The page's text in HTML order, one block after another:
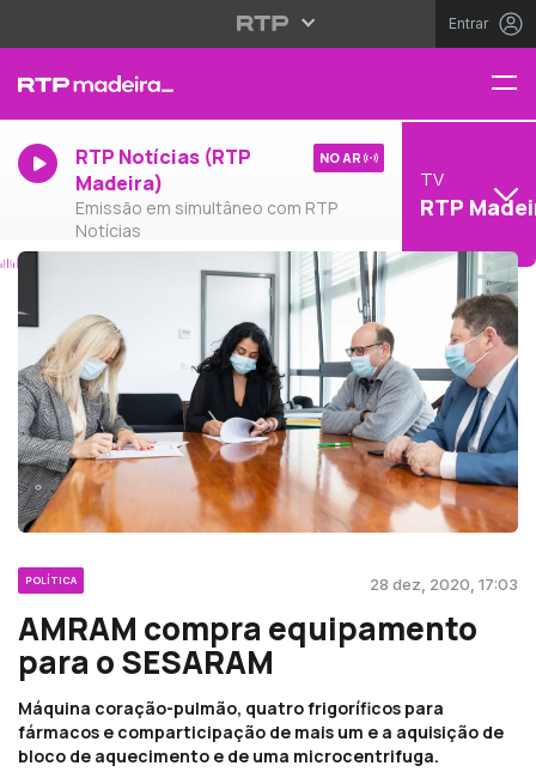
Entrar
RTP Notícias (RTP
Madeira)
Emissão em simultâneo com RTP
Notícias
NO AR
TV
RTP
POLÍTICA 28 dez, 2020, 17:03
AMRAM compra equipamento
para o SESARAM
Máquina coração-pulmão, quatro frigoríficos para
fármacos e comparticipação de mais um e a aquisição de
bloco de aquecimento e de uma microcentrifuga.